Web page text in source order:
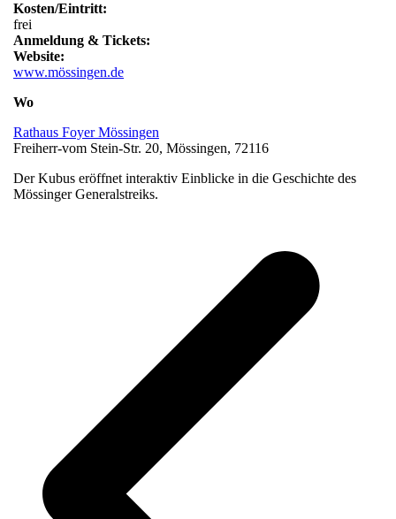
Kosten/Eintritt:
frei
Anmeldung & Tickets:
Website:
www.mössingen.de
Wo
Rathaus Foyer Mössingen
Freiherr-vom Stein-Str. 20, Mössingen, 72116
Der Kubus eröffnet interaktiv Einblicke in die Geschichte des
Mössinger Generalstreiks.